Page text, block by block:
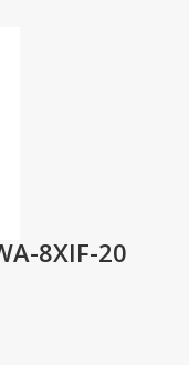
8XIF-20